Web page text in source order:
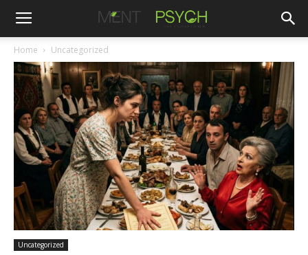
Home Uncategorized
Uncategorized